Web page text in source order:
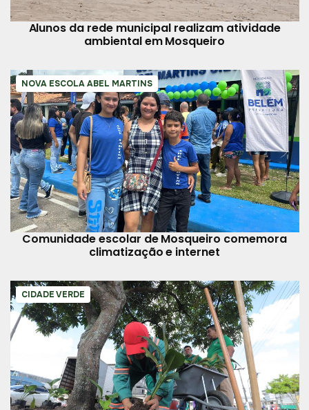
Alunos da rede municipal realizam atividade
ambiental em Mosqueiro
NOVA ESCOLA ABEL MARTINS
Comunidade escolar de Mosqueiro comemora
climatização e internet
CIDADE VERDE